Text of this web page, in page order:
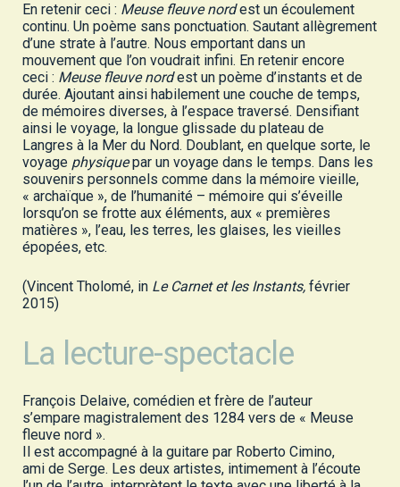
En retenir ceci : Meuse fleuve nordest un écoulement
continu. Un poème sans ponctuation. Sautant allègrement
d’une strate à l’autre. Nous emportant dans un
mouvement que l’on voudrait infini. En retenir encore
ceci : Meuse fleuve nordest un poème d’instants et de
durée. Ajoutant ainsi habilement une couche de temps,
de mémoires diverses, à l’espace traversé. Densifiant
ainsi le voyage, la longue glissade du plateau de
Langres à la Mer du Nord. Doublant, en quelque sorte, le
voyage physiquepar un voyage dans le temps. Dans les
souvenirs personnels comme dans la mémoire vieille,
« archaïque », de l’humanité – mémoire qui s’éveille
lorsqu’on se frotte aux éléments, aux « premières
matières », l’eau, les terres, les glaises, les vieilles
épopées, etc.
(Vincent Tholomé, in Le Carnet et les Instants, février
2015)
La lecture-spectacle
François Delaive, comédien et frère de l’auteur
s’empare magistralement des 1284 vers de « Meuse
fleuve nord ».
Il est accompagné à la guitare par Roberto Cimino,
ami de Serge. Les deux artistes, intimement à l’écoute